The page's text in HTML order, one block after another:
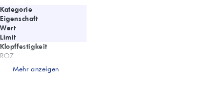
Kategorie
Eigenschaft
Wert
Limit
Klopffestigkeit
ROZ
94,3Mehr anzeigen